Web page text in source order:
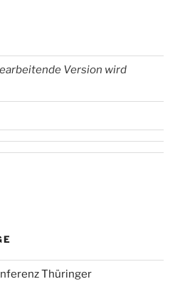
Version wird
Thüringer